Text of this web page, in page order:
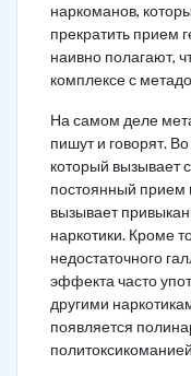
наркоманов,
прекратить прием
наивно полагают,
комплексе с
На самом деле
пишут и говорят.
который вызывает
постоянный прием
вызывает
наркотики. Кроме
недостаточного
эффекта часто
другими
появляется